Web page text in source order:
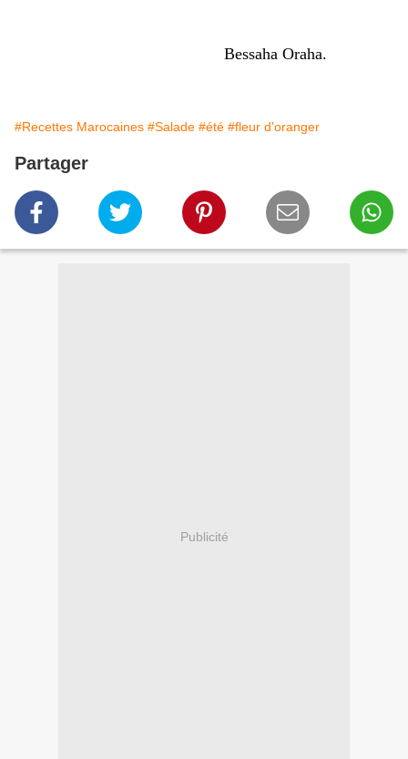
Bessaha Oraha.
#Recettes Marocaines #Salade #été #fleur d'oranger
Partager
Publicité